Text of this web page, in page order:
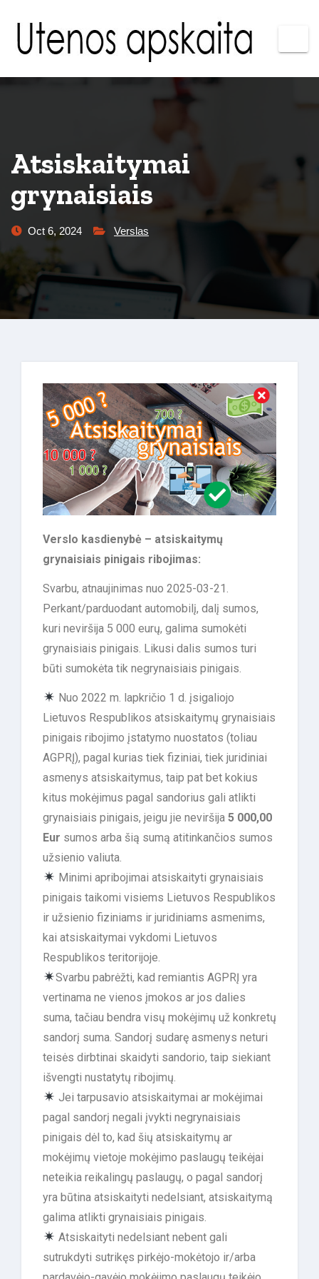
Atsiskaitymai
grynaisiais
Oct 6, 2024 Verslas
Verslo kasdienybė – atsiskaitymų
grynaisiais pinigais ribojimas:
Svarbu, atnaujinimas nuo 2025-03-21.
Perkant/parduodant automobilį, dalį sumos,
kuri neviršija 5 000 eurų, galima sumokėti
grynaisiais pinigais. Likusi dalis sumos turi
būti sumokėta tik negrynaisiais pinigais.
Nuo 2022 m. lapkričio 1 d. įsigaliojo
Lietuvos Respublikos atsiskaitymų grynaisiais
pinigais ribojimo įstatymo nuostatos (toliau
AGPRĮ), pagal kurias tiek fiziniai, tiek juridiniai
asmenys atsiskaitymus, taip pat bet kokius
kitus mokėjimus pagal sandorius gali atlikti
grynaisiais pinigais, jeigu jie neviršija 5 000,00
Eur sumos arba šią sumą atitinkančios sumos
užsienio valiuta.
Minimi apribojimai atsiskaityti grynaisiais
pinigais taikomi visiems Lietuvos Respublikos
ir užsienio fiziniams ir juridiniams asmenims,
kai atsiskaitymai vykdomi Lietuvos
Respublikos teritorijoje.
Svarbu pabrėžti, kad remiantis AGPRĮ yra
vertinama ne vienos įmokos ar jos dalies
suma, tačiau bendra visų mokėjimų už konkretų
sandorį suma. Sandorį sudarę asmenys neturi
teisės dirbtinai skaidyti sandorio, taip siekiant
išvengti nustatytų ribojimų.
Jei tarpusavio atsiskaitymai ar mokėjimai
pagal sandorį negali įvykti negrynaisiais
pinigais dėl to, kad šių atsiskaitymų ar
mokėjimų vietoje mokėjimo paslaugų teikėjai
neteikia reikalingų paslaugų, o pagal sandorį
yra būtina atsiskaityti nedelsiant, atsiskaitymą
galima atlikti grynaisiais pinigais.
Atsiskaityti nedelsiant nebent gali
sutrukdyti sutrikęs pirkėjo-mokėtojo ir/arba